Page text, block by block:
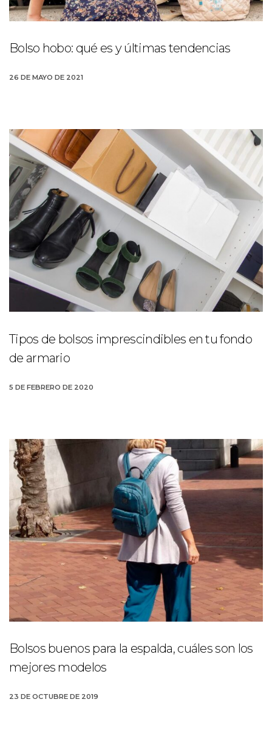
Bolso hobo: qué es y últimas tendencias
26 DE MAYO DE 2021
Tipos de bolsos imprescindibles en tu fondo
de armario
5 DE FEBRERO DE 2020
Bolsos buenos para la espalda, cuáles son los
mejores modelos
23 DE OCTUBRE DE 2019